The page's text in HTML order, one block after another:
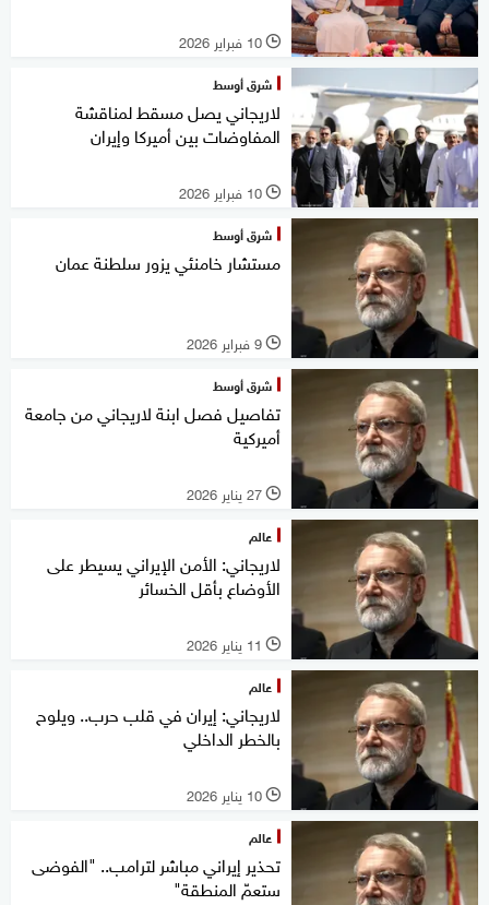
l 10 فبراير 2026
شرق أوسط
لاريجاني يصل مسقط لمناقشة
المفاوضات بين أميركا وإيران
l 10 فبراير 2026
شرق أوسط
مستشار خامنئي يزور سلطنة عمان
l 9 فبراير 2026
شرق أوسط
تفاصيل فصل ابنة لاريجاني من جامعة
أميركية
l 27 يناير 2026
عالم
لاريجاني: الأمن الإيراني يسيطر على
الأوضاع بأقل الخسائر
l 11 يناير 2026
عالم
لاريجاني: إيران في قلب حرب.. ويلوح
بالخطر الداخلي
l 10 يناير 2026
عالم
تحذير إيراني مباشر لترامب.. "الفوضى
ستعمّ المنطقة"